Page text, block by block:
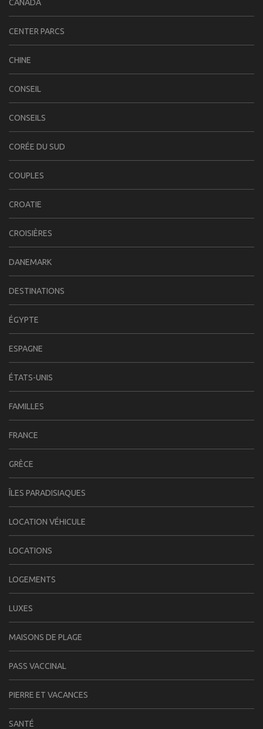
CANADA
CENTER PARCS
CHINE
CONSEIL
CONSEILS
CORÉE DU SUD
COUPLES
CROATIE
CROISIÈRES
DANEMARK
DESTINATIONS
ÉGYPTE
ESPAGNE
ÉTATS-UNIS
FAMILLES
FRANCE
GRÈCE
ÎLES PARADISIAQUES
LOCATION VÉHICULE
LOCATIONS
LOGEMENTS
LUXES
MAISONS DE PLAGE
PASS VACCINAL
PIERRE ET VACANCES
SANTÉ